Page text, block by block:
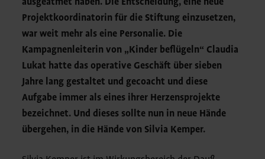
Projektkoordinatorin für die Stiftung einzusetzen,
war weit mehr als eine Personalie. Die
Kampagnenleiterin von „Kinder beflügeln“ Claudia
Lukat hatte das operative Geschäft über sieben
Jahre lang gestaltet und gecoacht und diese
Aufgabe immer als eines ihrer Herzensprojekte
bezeichnet. Und dieses sollte nun in neue Hände
übergehen, in die Hände von Silvia Kemper.